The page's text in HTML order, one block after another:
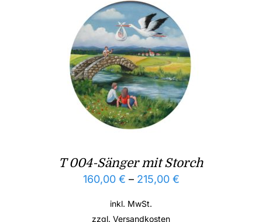
T 004-Sänger mit Storch
160,00 € – 215,00 €
inkl. MwSt.
zzgl. Versandkosten